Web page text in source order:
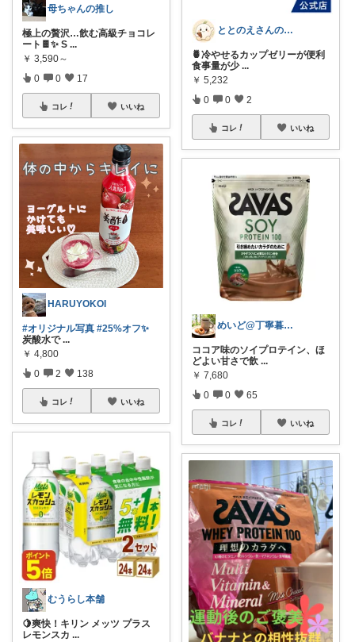
母ちゃんの推し
極上の贅沢…飲む高級チョコレ
ート🍫✨ S ...
￥ 3,590～
0 0 17
コレ いいね
HARUYOKOI
#オリジナル写真 #25%オフ✨
炭酸水で ...
￥ 4,800
0 2 138
コレ いいね
むうらし本舗
🍋爽快！キリン メッツ プラス
レモンスカ ...
ととのえさんの健やか手帖
🍍冷やせるカップゼリーが便利
食事量が少 ...
￥ 5,232
0 0 2
コレ いいね
めいど@丁寧暮らし✨️
ココア味のソイプロテイン、ほ
どよい甘さで飲 ...
￥ 7,680
0 0 65
コレ いいね